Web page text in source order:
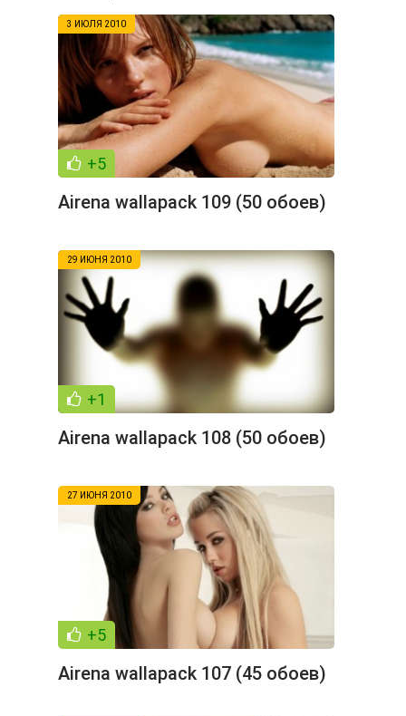
3 ИЮЛЯ 2010
+5
Airena wallapack 109 (50 обоев)
29 ИЮНЯ 2010
+1
Airena wallapack 108 (50 обоев)
27 ИЮНЯ 2010
+5
Airena wallapack 107 (45 обоев)